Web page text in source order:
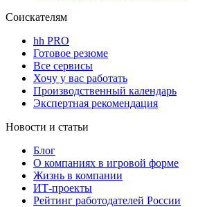
Соискателям
hh PRO
Готовое резюме
Все сервисы
Хочу у вас работать
Производственный календарь
Экспертная рекомендация
Новости и статьи
Блог
О компаниях в игровой форме
Жизнь в компании
ИТ-проекты
Рейтинг работодателей России